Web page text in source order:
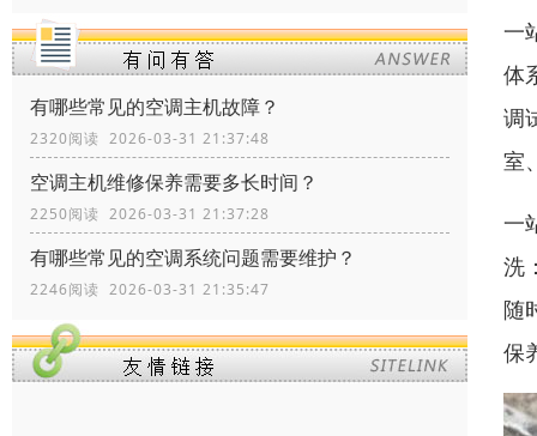
有哪些常见的空调主机故障？
2320阅读 2026-03-31 21:37:48
空调主机维修保养需要多长时间？
2250阅读 2026-03-31 21:37:28
有哪些常见的空调系统问题需要维护？
2246阅读 2026-03-31 21:35:47
一
体
调
室
一
洗
随
保